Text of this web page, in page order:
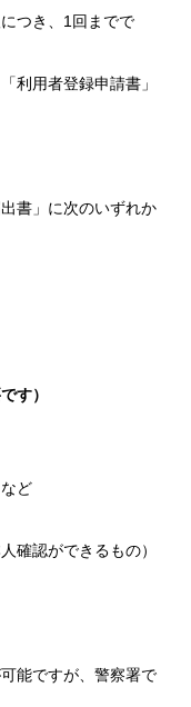
つき、1回までで
利用者登録申請書」
書」に次のいずれか
す）
ど
確認ができるもの）
能ですが、警察署で